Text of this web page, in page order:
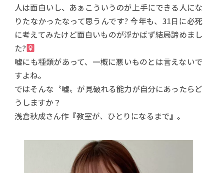
人は面白いし、あぁこういうのが上手にできる人にな
りたなかったなって思うんです? 今年も、31日に必死
に考えてみたけど面白いものが浮かばず結局諦めまし
た?‍
嘘にも種類があって、一概に悪いものとは言えないで
すよね。
ではそんな〝嘘〟が見破れる能力が自分にあったらど
うしますか？
浅倉秋成さん作『教室が、ひとりになるまで』 。